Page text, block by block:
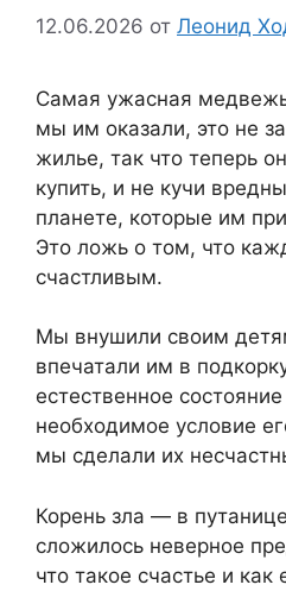
12.06.2026 от Леонид
Самая ужасная
мы им оказали, это не
жилье, так что теперь
купить, и не кучи
планете, которые им
Это ложь о том, что
счастливым.
Мы внушили своим
впечатали им в
естественное
необходимое условие
мы сделали их
Корень зла — в
сложилось неверное
что такое счастье и